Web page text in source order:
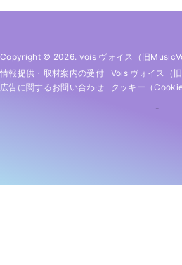
Copyright © 2026. vois ヴォイス（旧
情報提供・取材案内の受付
Vois ヴォイス（
広告に関するお問い合わせ
クッキー（
-